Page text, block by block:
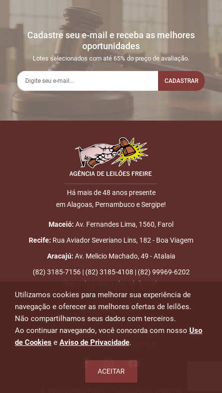
Cadastre seu e-mail e receba as melhores
oportunidades
Lotes selecionados com até 65% do preço de avaliação.
CADASTRAR
Há mais de 48 anos presente
em Alagoas, Pernambuco e Sergipe!
Maceió: Av. Fernandes Lima, 1560, Farol
Recife: Rua Aviador Severiano Lins, 182 - Boa Viagem
Aracajú: Av. Melicio Machado, 49 - Atalaia
(82) 3185-7156 | (82) 3185-4108 | (82) 99969-6202
Segunda a Sexta das 8h às 18h
Emails para contato:
atendimento@leiloesfreire.com.br
osmanleiloesfreire@gmail.com
alexandre@leiloesfreire.com.br
Utilizamos cookies para melhorar sua experiência de
navegação e oferecer as melhores ofertas de leilões.
Não compartilhamos seus dados com terceiros.
Ao continuar navegando, você concorda com nosso Uso
de Cookies e Aviso de Privacidade.
ACEITAR